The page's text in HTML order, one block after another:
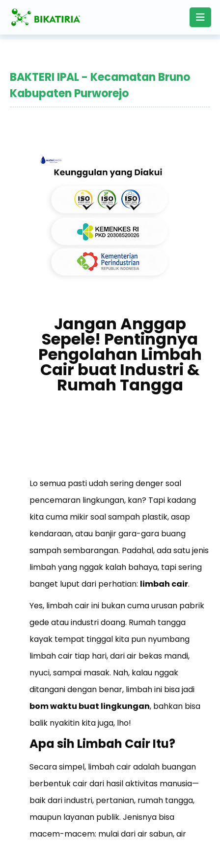
BAKTERI IPAL - Kecamatan Bruno
Kabupaten Purworejo
Jangan Anggap
Sepele! Pentingnya
Pengolahan Limbah
Cair buat Industri &
Rumah Tangga
Lo semua pasti udah sering denger soal
pencemaran lingkungan, kan? Tapi kadang
kita cuma mikir soal sampah plastik, asap
kendaraan, atau banjir gara-gara buang
sampah sembarangan. Padahal, ada satu jenis
limbah yang nggak kalah bahaya, tapi sering
banget luput dari perhatian: limbah cair.
Yes, limbah cair ini bukan cuma urusan pabrik
gede atau industri doang. Rumah tangga
kayak tempat tinggal kita pun nyumbang
limbah cair tiap hari, dari air bekas mandi,
nyuci, sampai masak. Nah, kalau nggak
ditangani dengan benar, limbah ini bisa jadi
bom waktu buat lingkungan, bahkan bisa
balik nyakitin kita juga, lho!
Apa sih Limbah Cair Itu?
Secara simpel, limbah cair adalah buangan
berbentuk cair dari hasil aktivitas manusia—
baik dari industri, pertanian, rumah tangga,
maupun layanan publik. Jenisnya bisa
macem-macem: mulai dari air sabun, air